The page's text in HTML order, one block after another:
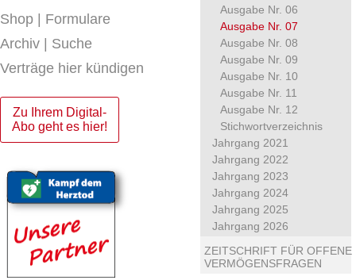
Shop | Formulare
Archiv | Suche
Verträge hier kündigen
Zu Ihrem Digital-
Abo geht es hier!
Ausgabe Nr. 06
Ausgabe Nr. 07
Ausgabe Nr. 08
Ausgabe Nr. 09
Ausgabe Nr. 10
Ausgabe Nr. 11
Ausgabe Nr. 12
Stichwortverzeichnis
Jahrgang 2021
Jahrgang 2022
Jahrgang 2023
Jahrgang 2024
Jahrgang 2025
Jahrgang 2026
ZEITSCHRIFT FÜR OFFENE
VERMÖGENSFRAGEN